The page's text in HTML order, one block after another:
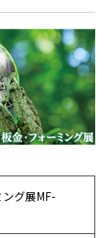
グ展MF-